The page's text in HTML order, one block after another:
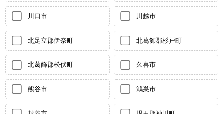
川口市 川越市
北足立郡伊奈町 北葛飾郡杉戸町
北葛飾郡松伏町 久喜市
熊谷市 鴻巣市